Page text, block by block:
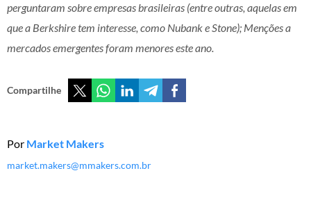
perguntaram sobre empresas brasileiras (entre outras, aquelas em
que a Berkshire tem interesse, como Nubank e Stone); Menções a
mercados emergentes foram menores este ano.
Compartilhe
Por Market Makers
market.makers@mmakers.com.br